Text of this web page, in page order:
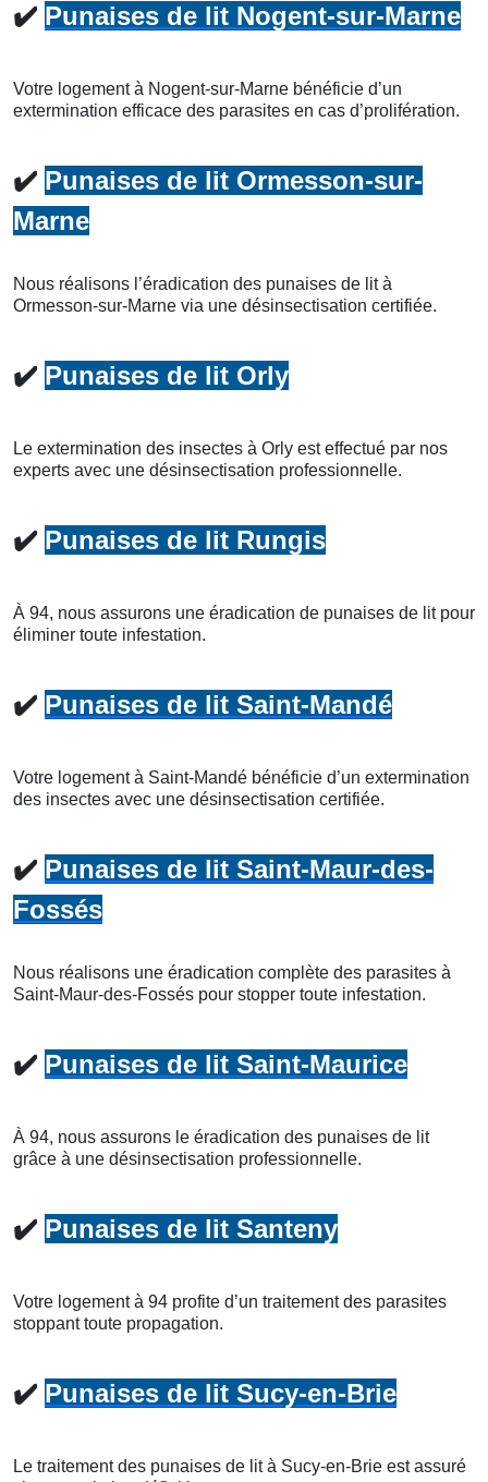
✔️ Punaises de lit Nogent-sur-Marne
Votre logement à Nogent-sur-Marne bénéficie d’un
extermination efficace des parasites en cas d’prolifération.
✔️ Punaises de lit Ormesson-sur-
Marne
Nous réalisons l’éradication des punaises de lit à
Ormesson-sur-Marne via une désinsectisation certifiée.
✔️ Punaises de lit Orly
Le extermination des insectes à Orly est effectué par nos
experts avec une désinsectisation professionnelle.
✔️ Punaises de lit Rungis
À 94, nous assurons une éradication de punaises de lit pour
éliminer toute infestation.
✔️ Punaises de lit Saint-Mandé
Votre logement à Saint-Mandé bénéficie d’un extermination
des insectes avec une désinsectisation certifiée.
✔️ Punaises de lit Saint-Maur-des-
Fossés
Nous réalisons une éradication complète des parasites à
Saint-Maur-des-Fossés pour stopper toute infestation.
✔️ Punaises de lit Saint-Maurice
À 94, nous assurons le éradication des punaises de lit
grâce à une désinsectisation professionnelle.
✔️ Punaises de lit Santeny
Votre logement à 94 profite d’un traitement des parasites
stoppant toute propagation.
✔️ Punaises de lit Sucy-en-Brie
Le traitement des punaises de lit à Sucy-en-Brie est assuré